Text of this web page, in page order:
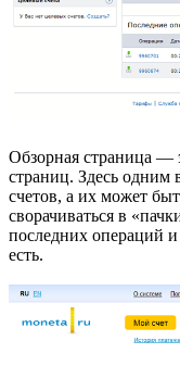
Обзорная страница —
страниц. Здесь одним
счетов, а их может
сворачиваться в
последних операций
есть.